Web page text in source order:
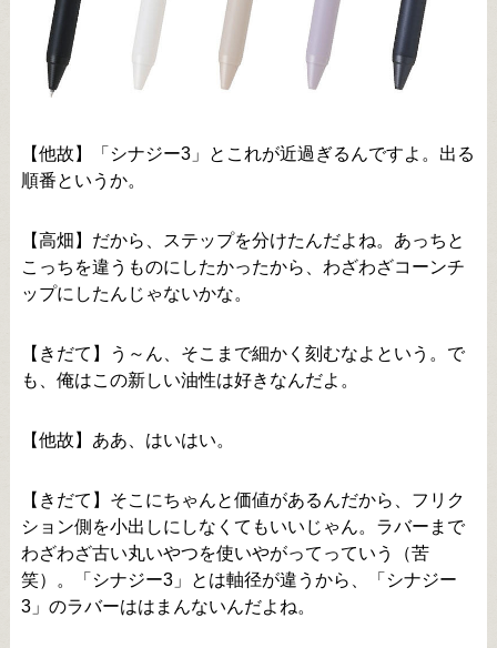
【他故】「シナジー3」とこれが近過ぎるんですよ。出る
順番というか。
【高畑】だから、ステップを分けたんだよね。あっちと
こっちを違うものにしたかったから、わざわざコーンチ
ップにしたんじゃないかな。
【きだて】う～ん、そこまで細かく刻むなよという。で
も、俺はこの新しい油性は好きなんだよ。
【他故】ああ、はいはい。
【きだて】そこにちゃんと価値があるんだから、フリク
ション側を小出しにしなくてもいいじゃん。ラバーまで
わざわざ古い丸いやつを使いやがってっていう（苦
笑）。「シナジー3」とは軸径が違うから、「シナジー
3」のラバーははまんないんだよね。